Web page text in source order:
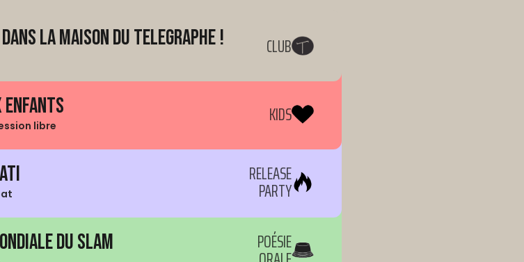
La Maison du Telegraphe ! CLUB
enfants
libre KIDS
RELEASE
PARTY
du Slam POÉSIE